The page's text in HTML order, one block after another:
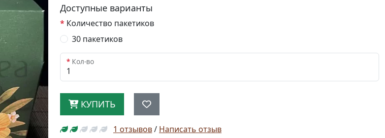
Доступные варианты
Количество пакетиков
30 пакетиков
Кол-во
КУПИТЬ
1 отзывов/ Написать отзыв